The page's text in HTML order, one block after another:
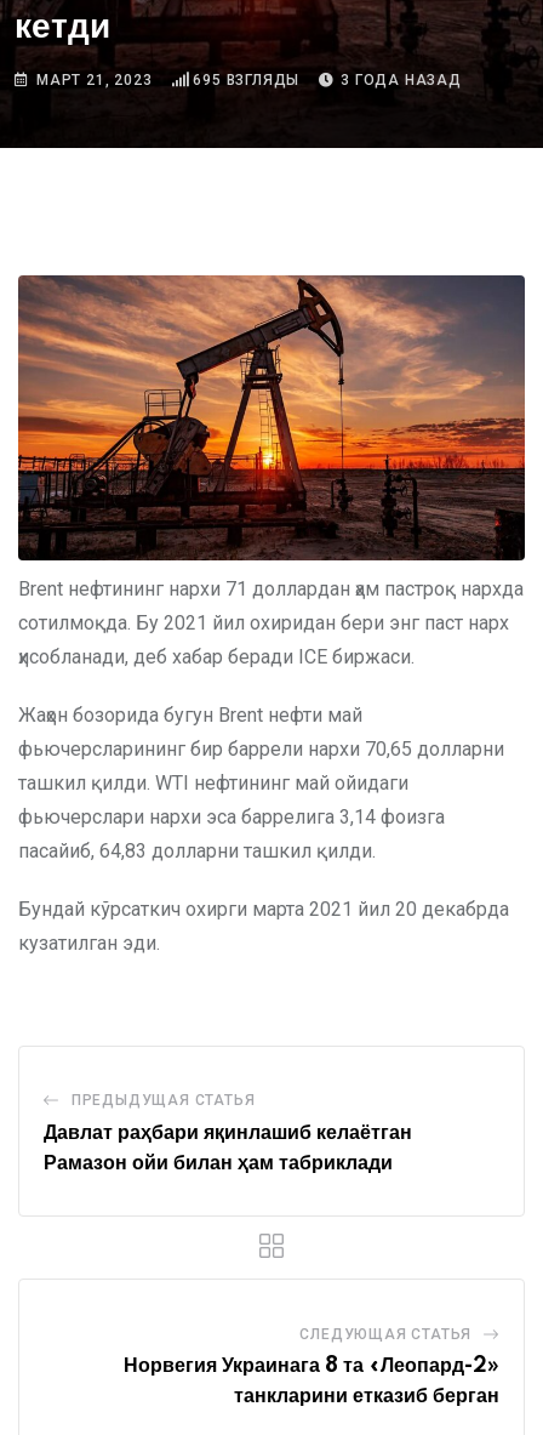
кетди
МАРТ 21, 2023 695 ВЗГЛЯДЫ 3 ГОДА НАЗАД
Brent нефтининг нархи 71 доллардан ҳам пастроқ нархда
сотилмоқда. Бу 2021 йил охиридан бери энг паст нарх
ҳисобланади, деб хабар беради ICE биржаси.
Жаҳон бозорида бугун Brent нефти май
фьючерсларининг бир баррели нархи 70,65 долларни
ташкил қилди. WTI нефтининг май ойидаги
фьючерслари нархи эса баррелига 3,14 фоизга
пасайиб, 64,83 долларни ташкил қилди.
Бундай кўрсаткич охирги марта 2021 йил 20 декабрда
кузатилган эди.
ПРЕДЫДУЩАЯ СТАТЬЯ
Давлат раҳбари яқинлашиб келаётган
Рамазон ойи билан ҳам табриклади
СЛЕДУЮЩАЯ СТАТЬЯ
Норвегия Украинага 8 та «Леопард-2»
танкларини етказиб берган